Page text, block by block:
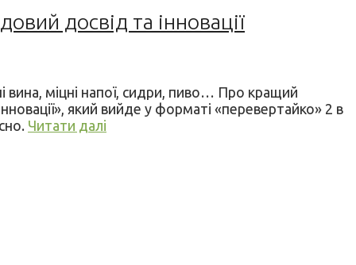
досвід та інновації
вина, міцні напої, сидри, пиво… Про кращий
який вийде у форматі «перевертайко» 2 в
Читати далі